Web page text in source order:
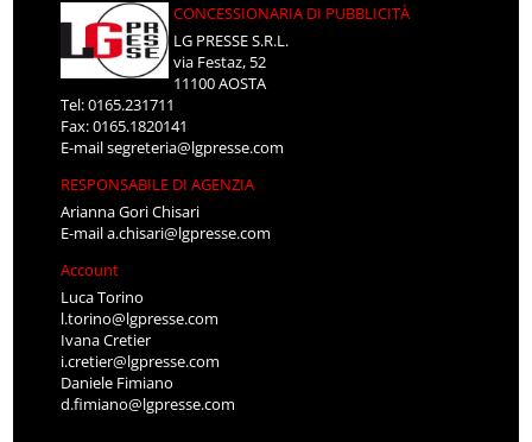
CONCESSIONARIA DI PUBBLICITÀ
LG PRESSE S.R.L.
via Festaz, 52
11100 AOSTA
Tel: 0165.231711
Fax: 0165.1820141
E-mailsegreteria@lgpresse.com
RESPONSABILE DI AGENZIA
Arianna Gori Chisari
E-maila.chisari@lgpresse.com
Account
Luca Torino
l.torino@lgpresse.com
Ivana Cretier
i.cretier@lgpresse.com
Daniele Fimiano
d.fimiano@lgpresse.com